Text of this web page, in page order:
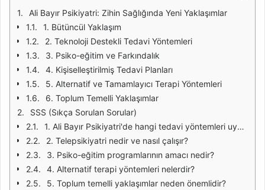
Ali Bayır Psikiyatri: Zihin Sağlığında Yeni Yaklaşımlar
1. Bütüncül Yaklaşım
2. Teknoloji Destekli Tedavi Yöntemleri
3. Psiko-eğitim ve Farkındalık
4. Kişiselleştirilmiş Tedavi Planları
5. Alternatif ve Tamamlayıcı Terapi Yöntemleri
6. Toplum Temelli Yaklaşımlar
SSS (Sıkça Sorulan Sorular)
1. Ali Bayır Psikiyatri'de hangi tedavi yöntemleri uygulanmaktadır?
2. Telepsikiyatri nedir ve nasıl çalışır?
3. Psiko-eğitim programlarının amacı nedir?
4. Alternatif terapi yöntemleri nelerdir?
5. Toplum temelli yaklaşımlar neden önemlidir?